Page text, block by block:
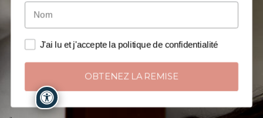
J'ai lu et j'accepte la politique de confidentialité
OBTENEZ LA REMISE